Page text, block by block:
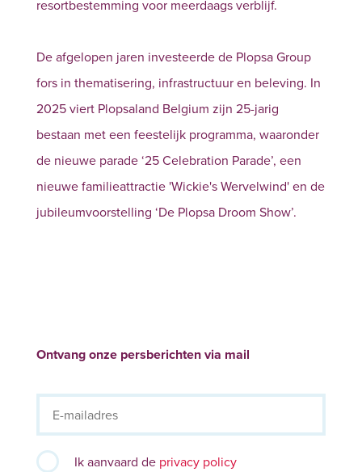
resortbestemming voor meerdaags verblijf.
De afgelopen jaren investeerde de Plopsa Group
fors in thematisering, infrastructuur en beleving. In
2025 viert Plopsaland Belgium zijn 25-jarig
bestaan met een feestelijk programma, waaronder
de nieuwe parade ‘25 Celebration Parade’, een
nieuwe familieattractie 'Wickie's Wervelwind' en de
jubileumvoorstelling ‘De Plopsa Droom Show’.
Ontvang onze persberichten via mail
Ik aanvaard de privacy policy